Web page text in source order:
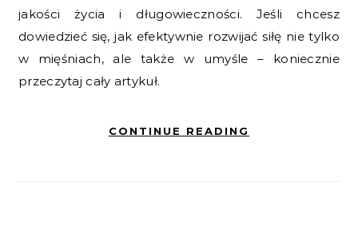
jakości życia i długowieczności. Jeśli chcesz
dowiedzieć się, jak efektywnie rozwijać siłę nie tylko
w mięśniach, ale także w umyśle – koniecznie
przeczytaj cały artykuł.
CONTINUE READING